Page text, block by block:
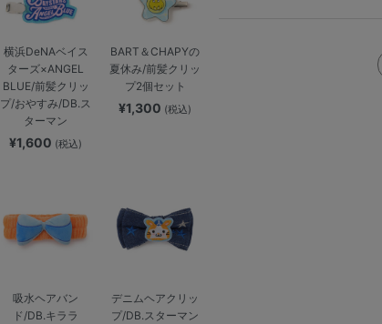
横浜DeNAベイス
ターズ×ANGEL
BLUE/前髪クリッ
プ/おやすみ/DB.ス
ターマン
¥1,600 (税込)
BART＆CHAPYの
夏休み/前髪クリッ
プ2個セット
¥1,300 (税込)
吸水ヘアバン
ド/DB.キララ
デニムヘアクリッ
プ/DB.スターマン